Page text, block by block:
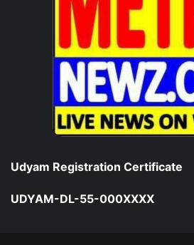
Udyam Registration Certificate
UDYAM-DL-55-000XXXX